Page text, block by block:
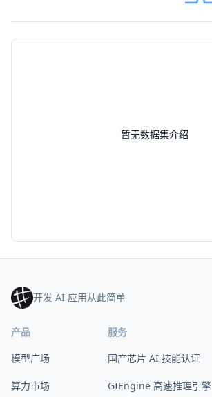
暂无数据集介绍
开发 AI 应用从此简单
产品
模型广场
算力市场
服务
国产芯片 AI 技能认证
GIEngine 高速推理引擎